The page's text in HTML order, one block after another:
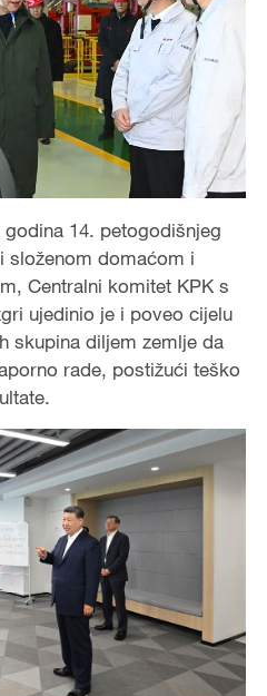
14. petogodišnjeg
složenom domaćom i
Centralni komitet KPK s
ujedinio je i poveo cijelu
skupina diljem zemlje da
rade, postižući teško